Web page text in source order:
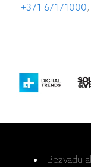
+371 67171000
Bezvadu